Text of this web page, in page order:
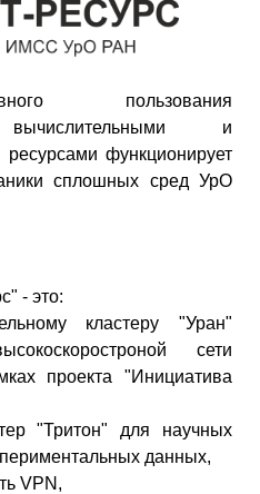
пользования
и
функционирует
сплошных сред УрО
- это:
кластеру "Уран"
сети
проекта "Инициатива
"Тритон" для научных
данных,
VPN,